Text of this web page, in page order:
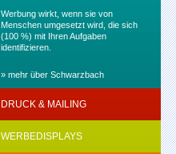
Werbung wirkt, wenn sie von
Menschen umgesetzt wird, die sich
(100 %) mit Ihren Aufgaben
identifizieren.
» mehr über Schwarzbach
DRUCK & MAILING
Werbung wirkt, wenn Werbung
WERBEDISPLAYS